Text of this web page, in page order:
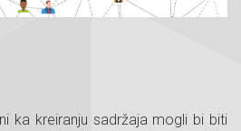
ka kreiranju sadržaja mogli bi biti